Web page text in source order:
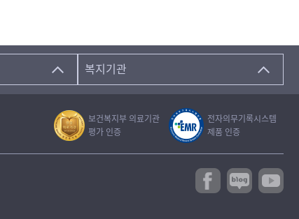
복지기관
보건복지부 의료기관
평가 인증
전자의무기록시스템
제품 인증